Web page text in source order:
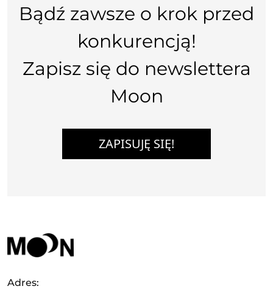
Bądź zawsze o krok przed
konkurencją!
Zapisz się do newslettera
Moon
ZAPISUJĘ SIĘ!
Adres: